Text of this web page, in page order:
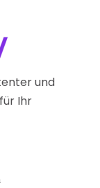
und
Ihr